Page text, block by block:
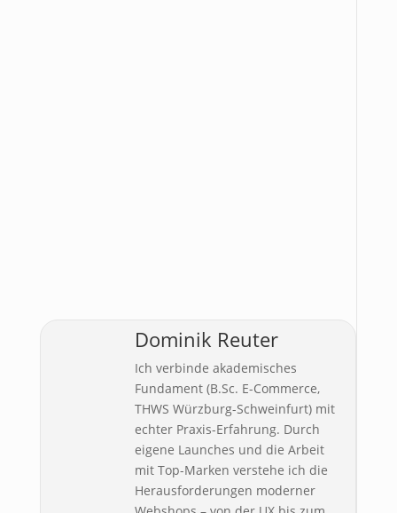
Dominik Reuter
Ich verbinde akademisches
Fundament (B.Sc. E-Commerce,
THWS Würzburg-Schweinfurt) mit
echter Praxis-Erfahrung. Durch
eigene Launches und die Arbeit
mit Top-Marken verstehe ich die
Herausforderungen moderner